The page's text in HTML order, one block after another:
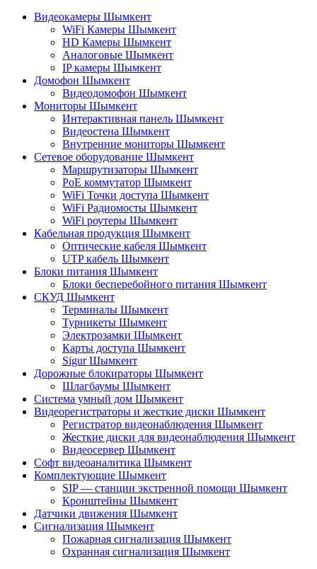
Видеокамеры Шымкент
WiFi Камеры Шымкент
HD Камеры Шымкент
Аналоговые Шымкент
IP камеры Шымкент
Домофон Шымкент
Видеодомофон Шымкент
Мониторы Шымкент
Интерактивная панель Шымкент
Видеостена Шымкент
Внутренние мониторы Шымкент
Сетевое оборудование Шымкент
Маршрутизаторы Шымкент
PoE коммутатор Шымкент
WiFi Точки доступа Шымкент
WiFi Радиомосты Шымкент
WiFi роутеры Шымкент
Кабельная продукция Шымкент
Оптические кабеля Шымкент
UTP кабель Шымкент
Блоки питания Шымкент
Блоки бесперебойного питания Шымкент
СКУД Шымкент
Терминалы Шымкент
Турникеты Шымкент
Электрозамки Шымкент
Карты доступа Шымкент
Sigur Шымкент
Дорожные блокираторы Шымкент
Шлагбаумы Шымкент
Система умный дом Шымкент
Видеорегистраторы и жесткие диски Шымкент
Регистратор видеонаблюдения Шымкент
Жесткие диски для видеонаблюдения Шымкент
Видеосервер Шымкент
Софт видеоаналитика Шымкент
Комплектующие Шымкент
SIP — станции экстренной помощи Шымкент
Кронштейны Шымкент
Датчики движения Шымкент
Сигнализация Шымкент
Пожарная сигнализация Шымкент
Охранная сигнализация Шымкент